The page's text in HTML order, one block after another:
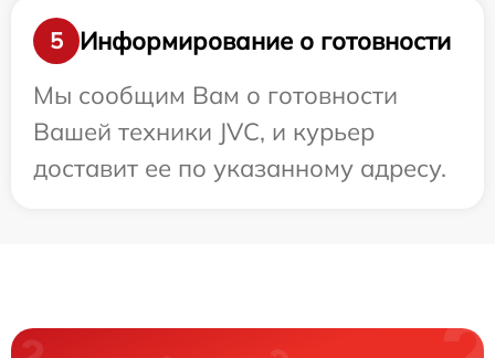
5
Информирование о готовности
Мы сообщим Вам о готовности
Вашей техники JVC, и курьер
доставит ее по указанному адресу.